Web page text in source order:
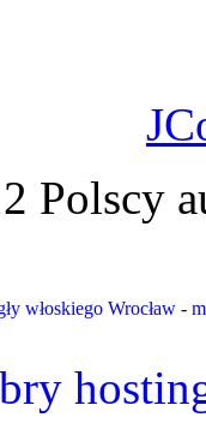
Polscy
włoskiego Wrocław -